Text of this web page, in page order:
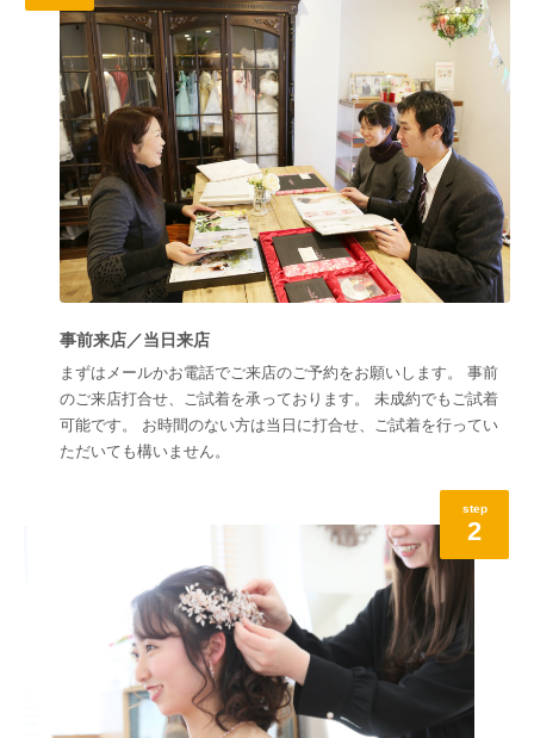
事前来店／当日来店
まずはメールかお電話でご来店のご予約をお願いします。 事前
のご来店打合せ、ご試着を承っております。 未成約でもご試着
可能です。 お時間のない方は当日に打合せ、ご試着を行ってい
ただいても構いません。
step
2